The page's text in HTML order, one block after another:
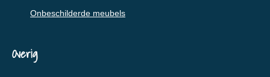
Onbeschilderde meubels
Overig